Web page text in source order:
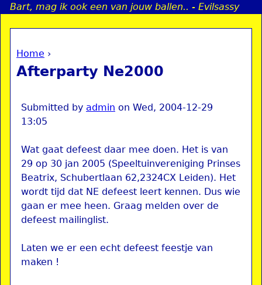
Jump to navigation
Bart, mag ik ook een van jouw ballen.. - Evilsassy
You are here
Home ›
Afterparty Ne2000
Submitted by admin on Wed, 2004-12-29
13:05
Wat gaat defeest daar mee doen. Het is van
29 op 30 jan 2005 (Speeltuinvereniging Prinses
Beatrix, Schubertlaan 62,2324CX Leiden). Het
wordt tijd dat NE defeest leert kennen. Dus wie
gaan er mee heen. Graag melden over de
defeest mailinglist.
Laten we er een echt defeest feestje van
maken !